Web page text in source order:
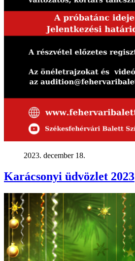
2023. december 18.
Karácsonyi üdvözlet 2023